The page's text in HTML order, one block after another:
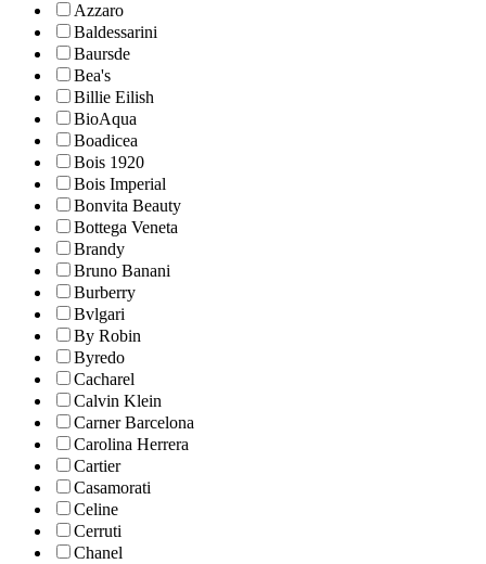
Azzaro
Baldessarini
Baursde
Bea's
Billie Eilish
BioAqua
Boadicea
Bois 1920
Bois Imperial
Bonvita Beauty
Bottega Veneta
Brandy
Bruno Banani
Burberry
Bvlgari
By Robin
Byredo
Cacharel
Calvin Klein
Carner Barcelona
Carolina Herrera
Cartier
Casamorati
Celine
Cerruti
Chanel